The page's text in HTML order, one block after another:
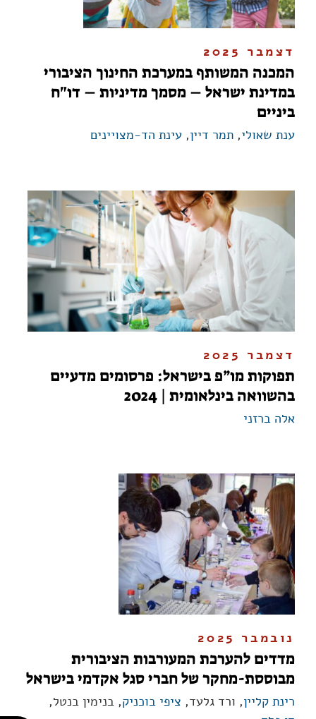
דצמבר 2025
המכנה המשותף במערכת החינוך הציבורי
במדינת ישראל – מסמך מדיניות – דו"ח
ביניים
ענת שאולי, תמר דיין, עינת הד-מצויינים
דצמבר 2025
תפוקות מו”פ בישראל: פרסומים מדעיים
בהשוואה בינלאומית | 2024
אלה ברזני
נובמבר 2025
מדדים להערכת המעורבות הציבורית
מבוססת-מחקר של חברי סגל אקדמי בישראל
רינת קליין, ורד גלעד, ציפי בוכניק, בנימין בנטל,